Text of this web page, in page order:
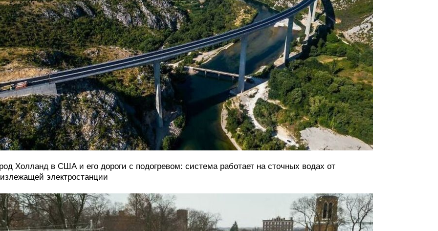
Холланд в США и его дороги с подогревом: система работает на сточных водах от
электростанции